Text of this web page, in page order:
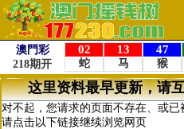
这里资料最早更新，请
对不起，您请求的页面不存在、或已
请点击以下链接继续浏览网页